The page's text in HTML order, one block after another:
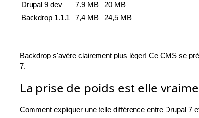
Drupal 9 dev
7.9 MB
20 MB
Backdrop 1.1.1
7,4 MB 24,5 MB
Backdrop s'avère clairement plus léger! Ce CMS se
7.
La prise de poids est elle
Comment expliquer une telle différence entre Drupal 7